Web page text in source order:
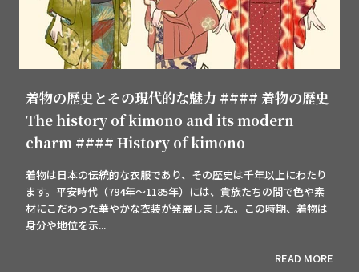
着物の歴史とその現代的な魅力 #### 着物の歴史
The history of kimono and its modern
charm #### History of kimono
着物は日本の伝統的な衣服であり、その歴史は千年以上にわたり
ます。平安時代（794年～1185年）には、貴族たちの間で色や素
材にこだわった華やかな衣装が発展しました。この時期、着物は
身分や地位を示...
READ MORE